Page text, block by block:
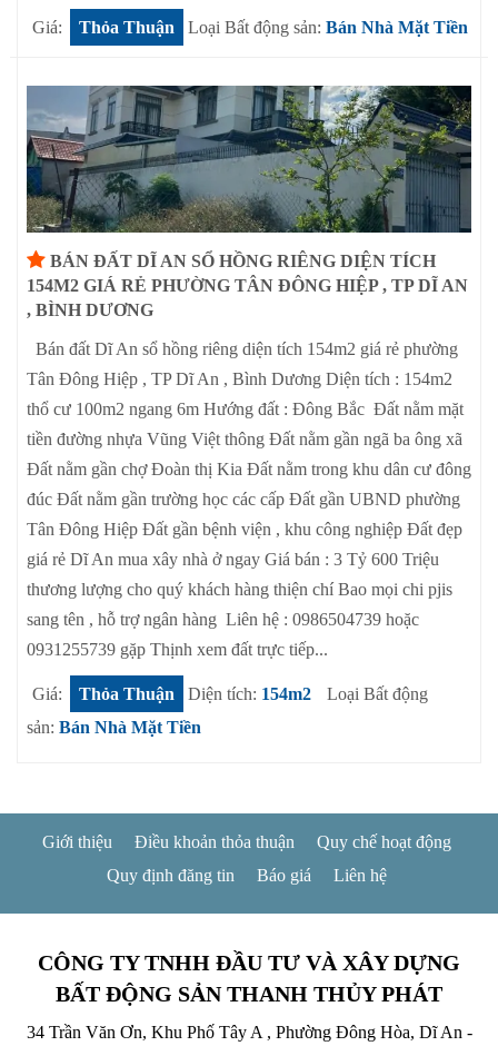
Giá: Thỏa Thuận Loại Bất động sản: Bán Nhà Mặt Tiền
BÁN ĐẤT DĨ AN SỔ HỒNG RIÊNG DIỆN TÍCH
154M2 GIÁ RẺ PHƯỜNG TÂN ĐÔNG HIỆP , TP DĨ AN
, BÌNH DƯƠNG
Bán đất Dĩ An sổ hồng riêng diện tích 154m2 giá rẻ phường
Tân Đông Hiệp , TP Dĩ An , Bình Dương Diện tích : 154m2
thổ cư 100m2 ngang 6m Hướng đất : Đông Bắc Đất nằm mặt
tiền đường nhựa Vũng Việt thông Đất nằm gần ngã ba ông xã
Đất nằm gần chợ Đoàn thị Kia Đất nằm trong khu dân cư đông
đúc Đất nằm gần trường học các cấp Đất gần UBND phường
Tân Đông Hiệp Đất gần bệnh viện , khu công nghiệp Đất đẹp
giá rẻ Dĩ An mua xây nhà ở ngay Giá bán : 3 Tỷ 600 Triệu
thương lượng cho quý khách hàng thiện chí Bao mọi chi pjis
sang tên , hỗ trợ ngân hàng Liên hệ : 0986504739 hoặc
0931255739 gặp Thịnh xem đất trực tiếp...
Giá: Thỏa Thuận Diện tích: 154m2
Loại Bất động
sản: Bán Nhà Mặt Tiền
Giới thiệu Điều khoản thỏa thuận
Quy chế hoạt động
Quy định đăng tin
Báo giá Liên hệ
CÔNG TY TNHH ĐẦU TƯ VÀ XÂY DỰNG
BẤT ĐỘNG SẢN THANH THỦY PHÁT
34 Trần Văn Ơn, Khu Phố Tây A , Phường Đông Hòa, Dĩ An -